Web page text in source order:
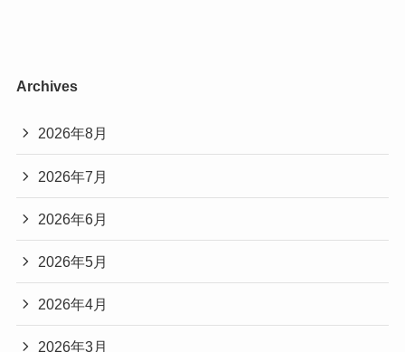
Archives
2026年8月
2026年7月
2026年6月
2026年5月
2026年4月
2026年3月